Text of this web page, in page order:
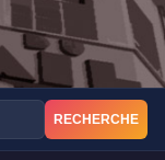
RECHERCHE